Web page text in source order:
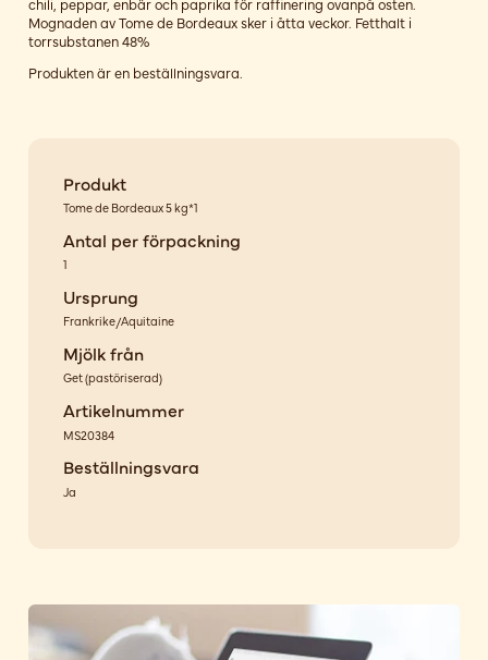
Mognaden av Tome de Bordeaux sker i åtta veckor. Fetthalt i
torrsubstanen 48%
Produkten är en beställningsvara.
Produkt
Tome de Bordeaux 5 kg*1
Antal per förpackning
1
Ursprung
Frankrike/Aquitaine
Mjölk från
Get(pastöriserad)
Artikelnummer
MS20384
Beställningsvara
Ja